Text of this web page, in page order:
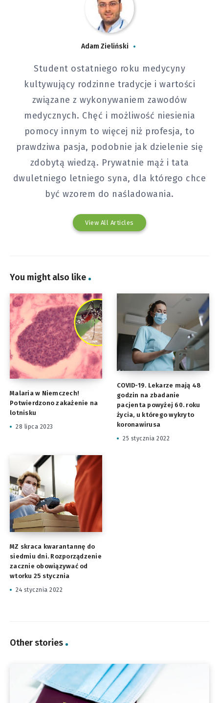
Adam Zieliński
Student ostatniego roku medycyny
kultywujący rodzinne tradycje i wartości
związane z wykonywaniem zawodów
medycznych. Chęć i możliwość niesienia
pomocy innym to więcej niż profesja, to
prawdziwa pasja, podobnie jak dzielenie się
zdobytą wiedzą. Prywatnie mąż i tata
dwuletniego letniego syna, dla którego chce
być wzorem do naśladowania.
View All Articles
You might also like
Malaria w Niemczech!
Potwierdzono zakażenie na
lotnisku
28 lipca 2023
COVID-19. Lekarze mają 48
godzin na zbadanie
pacjenta powyżej 60. roku
życia, u którego wykryto
koronawirusa
25 stycznia 2022
MZ skraca kwarantannę do
siedmiu dni. Rozporządzenie
zacznie obowiązywać od
wtorku 25 stycznia
24 stycznia 2022
Other stories